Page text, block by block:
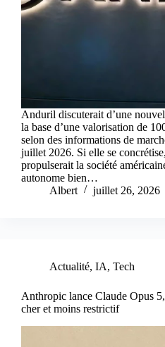
Anduril discuterait d’une
la base d’une valorisation de
selon des informations de
juillet 2026. Si elle se
propulserait la société
autonome bien…
Albert
juillet 26, 2026
Actualité, IA, Tech
Anthropic lance Claude Opus
cher et moins restrictif